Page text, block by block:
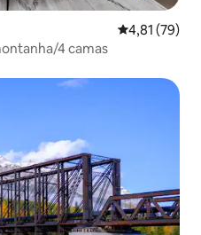
4,81 de uma
4,81 (79)
4 camas